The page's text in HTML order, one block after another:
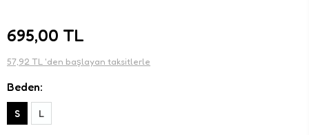
695,00 TL
57,92 TL 'den başlayan taksitlerle
Beden:
S L